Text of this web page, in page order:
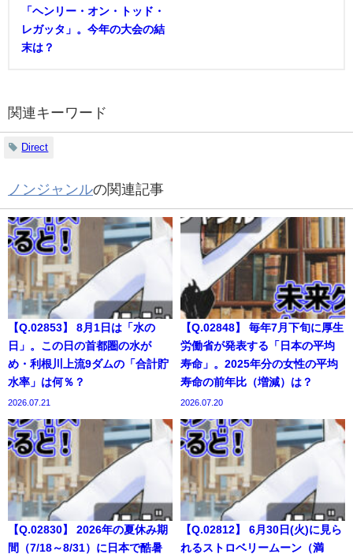
「ヘンリー・オン・トッド・
レガッタ」。今年の大会の結
末は？
関連キーワード
Direct
ノンジャンルの関連記事
【Q.02853】 8月1日は「水の
日」。この日の首都圏の水が
め・利根川上流9ダムの「合計貯
水率」は何％？
2026.07.21
【Q.02848】 毎年7月下旬に厚生
労働省が発表する「日本の平均
寿命」。2025年分の女性の平均
寿命の前年比（増減）は？
2026.07.20
【Q.02830】 2026年の夏休み期
間（7/18～8/31）に日本で酷暑
【Q.02812】 6月30日(火)に見ら
れるストロベリームーン（満